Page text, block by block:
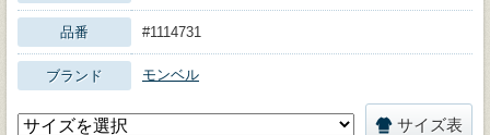
品番 #1114731
ブランド モンベル
サイズ表